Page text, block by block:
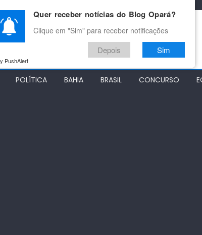
POLÍTICA BAHIA BRASIL CONCURSO
Quer receber notícias do Blog Opará?
Clique em "Sim" para receber notificações
Depois Sim
PushAlert